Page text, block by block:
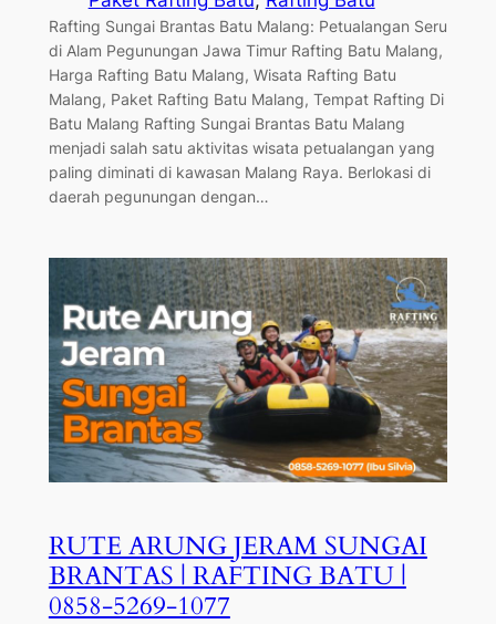
Rafting Sungai Brantas Batu Malang: Petualangan Seru
di Alam Pegunungan Jawa Timur Rafting Batu Malang,
Harga Rafting Batu Malang, Wisata Rafting Batu
Malang, Paket Rafting Batu Malang, Tempat Rafting Di
Batu Malang Rafting Sungai Brantas Batu Malang
menjadi salah satu aktivitas wisata petualangan yang
paling diminati di kawasan Malang Raya. Berlokasi di
daerah pegunungan dengan…
RUTE ARUNG JERAM SUNGAI
BRANTAS | RAFTING BATU |
0858-5269-1077